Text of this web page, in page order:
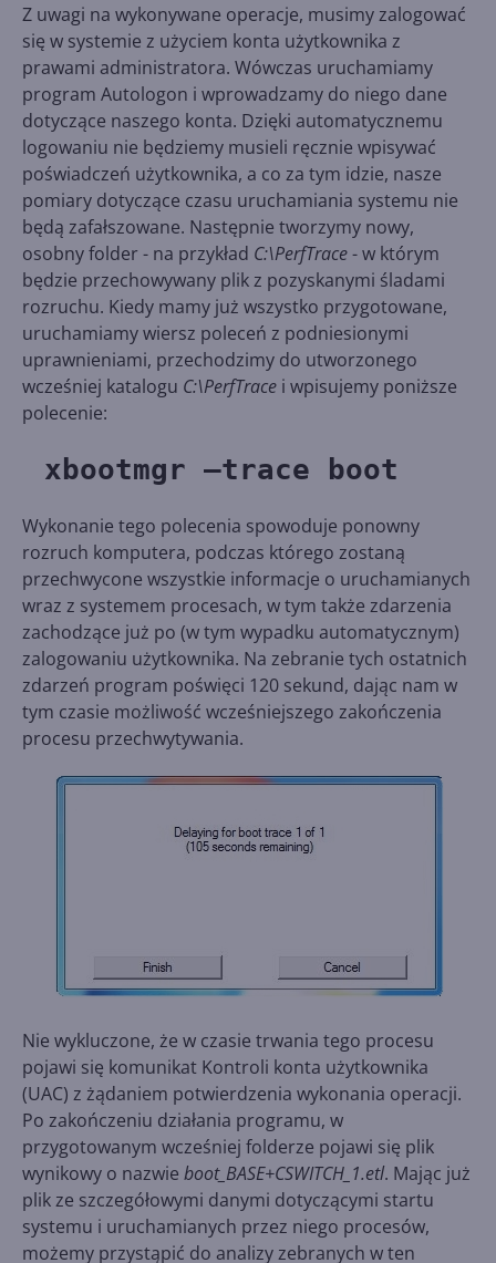
Z uwagi na wykonywane operacje, musimy zalogować
się w systemie z użyciem konta użytkownika z
prawami administratora. Wówczas uruchamiamy
program Autologon i wprowadzamy do niego dane
dotyczące naszego konta. Dzięki automatycznemu
logowaniu nie będziemy musieli ręcznie wpisywać
poświadczeń użytkownika, a co za tym idzie, nasze
pomiary dotyczące czasu uruchamiania systemu nie
będą zafałszowane. Następnie tworzymy nowy,
osobny folder - na przykład C:\PerfTrace- w którym
będzie przechowywany plik z pozyskanymi śladami
rozruchu. Kiedy mamy już wszystko przygotowane,
uruchamiamy wiersz poleceń z podniesionymi
uprawnieniami, przechodzimy do utworzonego
wcześniej katalogu C:\PerfTrace i wpisujemy poniższe
polecenie:
xbootmgr –trace boot
Wykonanie tego polecenia spowoduje ponowny
rozruch komputera, podczas którego zostaną
przechwycone wszystkie informacje o uruchamianych
wraz z systemem procesach, w tym także zdarzenia
zachodzące już po (w tym wypadku automatycznym)
zalogowaniu użytkownika. Na zebranie tych ostatnich
zdarzeń program poświęci 120 sekund, dając nam w
tym czasie możliwość wcześniejszego zakończenia
procesu przechwytywania.
Nie wykluczone, że w czasie trwania tego procesu
pojawi się komunikat Kontroli konta użytkownika
(UAC) z żądaniem potwierdzenia wykonania operacji.
Po zakończeniu działania programu, w
przygotowanym wcześniej folderze pojawi się plik
wynikowy o nazwie boot_BASE+CSWITCH_1.etl. Mając już
plik ze szczegółowymi danymi dotyczącymi startu
systemu i uruchamianych przez niego procesów,
możemy przystąpić do analizy zebranych w ten